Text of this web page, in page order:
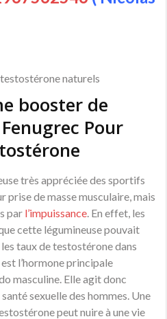
booster de
Pour
très appréciée des sportifs
prise de masse musculaire, mais
par l’impuissance . En effet, les
cette légumineuse pouvait
taux de testostérone dans
l’hormone principale
masculine. Elle agit donc
sexuelle des hommes. Une
peut nuire à une vie